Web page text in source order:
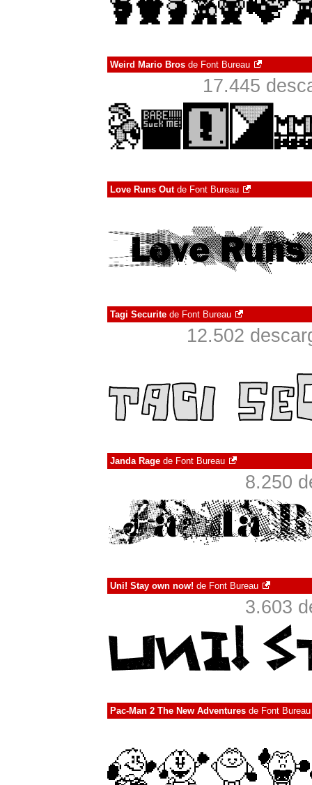
Weird Mario Bros de Font Bureau
17.445
Love Runs Outde Font Bureau
Tagi Securite de Font Bureau
12.502
Janda Rage de Font Bureau
8.250
Uni! Stay own now! de Font Bureau
3.603
Pac-Man 2 The New Adventures de Font Bureau